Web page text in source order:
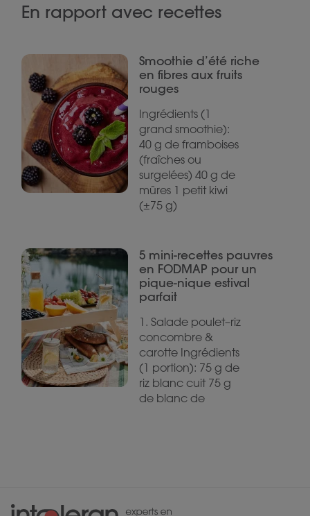
En rapport avec recettes
Smoothie d’été riche
en fibres aux fruits
rouges
Ingrédients (1
grand smoothie):
40 g de framboises
(fraîches ou
surgelées) 40 g de
mûres 1 petit kiwi
(±75 g)
5 mini-recettes pauvres
en FODMAP pour un
pique-nique estival
parfait
1. Salade poulet–riz
concombre &
carotte Ingrédients
(1 portion): 75 g de
riz blanc cuit 75 g
de blanc de